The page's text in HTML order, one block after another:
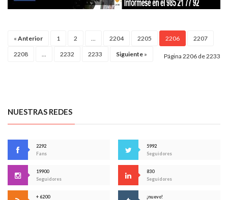
« Anterior 1 2 2204 2205 2206 2207
2208 2232 2233 Siguiente » Página 2206 de 2233
NUESTRAS REDES
2292
Fans
5992
Seguidores
19900
Seguidores
830
Seguidores
+ 6200
¡nuevo!